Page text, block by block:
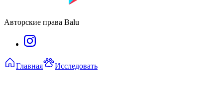
Авторские права Balu
Главная Исследовать